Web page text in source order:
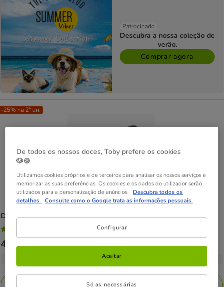
Patrocinado
Descubra a nossa coleção de
verão.
Comprar agora
-25% na 2ª un.
Dog CopenhagenComfort Walk Pro Peitoral Preto para cães
5
estrelas
avaliações
Preço
47.99€
a
47.99€-59.99€
5 opções de tamanho
Adicionar
De todos os nossos doces, Toby prefere os cookies
🐶🍪
Utilizamos cookies próprios e de terceiros para analisar os nossos serviços e
memorizar as suas preferências. Os cookies e os dados do utilizador serão
utilizados para a personalização de anúncios. Descubra todos os
detalhes. Consulte como o Google trata as informações pessoais.
Configurar
Só as necessárias
Aceitar